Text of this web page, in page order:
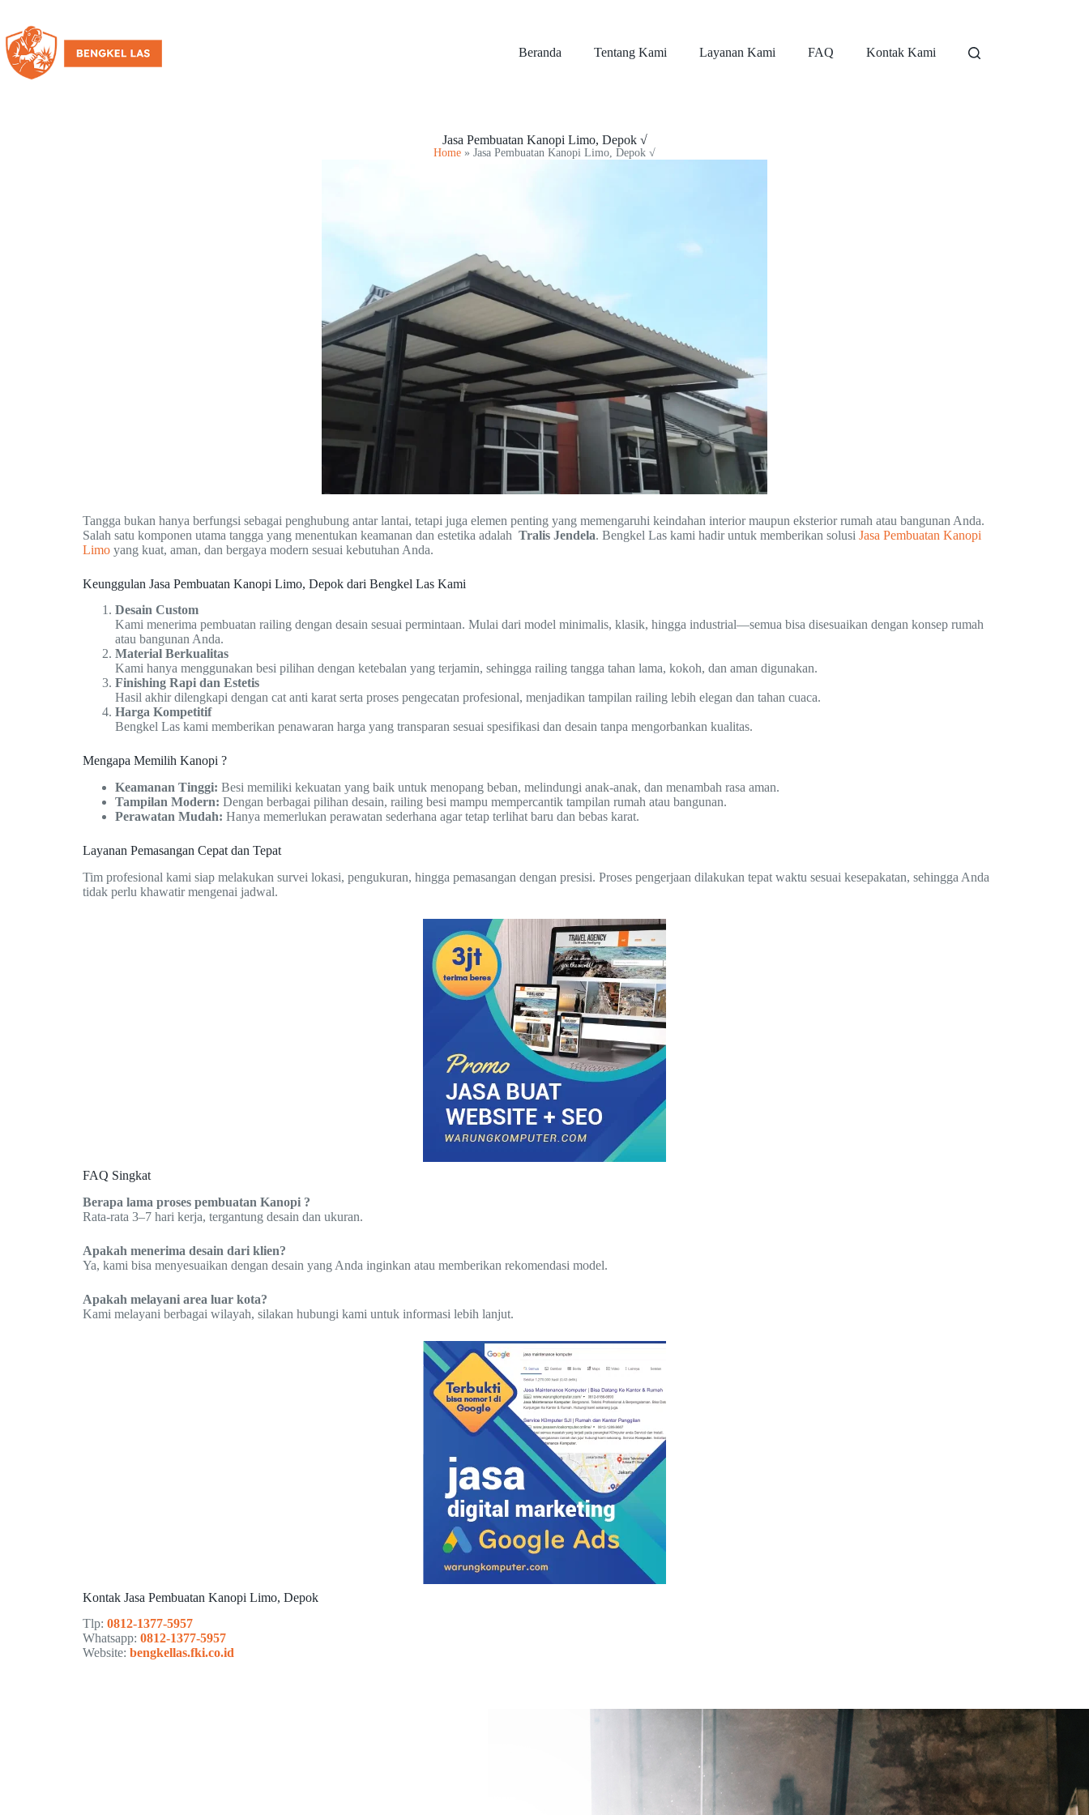
Beranda Tentang Kami Layanan Kami FAQ Kontak Kami
Jasa Pembuatan Kanopi Limo, Depok √
Home » Jasa Pembuatan Kanopi Limo, Depok √
Tangga bukan hanya berfungsi sebagai penghubung antar lantai, tetapi juga elemen penting yang memengaruhi keindahan interior maupun eksterior rumah atau bangunan Anda.
Salah satu komponen utama tangga yang menentukan keamanan dan estetika adalah Tralis Jendela. Bengkel Las kami hadir untuk memberikan solusi Jasa Pembuatan Kanopi
Limo yang kuat, aman, dan bergaya modern sesuai kebutuhan Anda.
Keunggulan Jasa Pembuatan Kanopi Limo, Depok dari Bengkel Las Kami
Desain Custom
Kami menerima pembuatan railing dengan desain sesuai permintaan. Mulai dari model minimalis, klasik, hingga industrial—semua bisa disesuaikan dengan konsep rumah
atau bangunan Anda.
Material Berkualitas
Kami hanya menggunakan besi pilihan dengan ketebalan yang terjamin, sehingga railing tangga tahan lama, kokoh, dan aman digunakan.
Finishing Rapi dan Estetis
Hasil akhir dilengkapi dengan cat anti karat serta proses pengecatan profesional, menjadikan tampilan railing lebih elegan dan tahan cuaca.
Harga Kompetitif
Bengkel Las kami memberikan penawaran harga yang transparan sesuai spesifikasi dan desain tanpa mengorbankan kualitas.
Mengapa Memilih Kanopi ?
Keamanan Tinggi: Besi memiliki kekuatan yang baik untuk menopang beban, melindungi anak-anak, dan menambah rasa aman.
Tampilan Modern: Dengan berbagai pilihan desain, railing besi mampu mempercantik tampilan rumah atau bangunan.
Perawatan Mudah: Hanya memerlukan perawatan sederhana agar tetap terlihat baru dan bebas karat.
Layanan Pemasangan Cepat dan Tepat
Tim profesional kami siap melakukan survei lokasi, pengukuran, hingga pemasangan dengan presisi. Proses pengerjaan dilakukan tepat waktu sesuai kesepakatan, sehingga Anda
tidak perlu khawatir mengenai jadwal.
FAQ Singkat
Berapa lama proses pembuatan Kanopi ?
Rata-rata 3–7 hari kerja, tergantung desain dan ukuran.
Apakah menerima desain dari klien?
Ya, kami bisa menyesuaikan dengan desain yang Anda inginkan atau memberikan rekomendasi model.
Apakah melayani area luar kota?
Kami melayani berbagai wilayah, silakan hubungi kami untuk informasi lebih lanjut.
Kontak Jasa Pembuatan Kanopi Limo, Depok
Tlp: 0812-1377-5957
Whatsapp: 0812-1377-5957
Website: bengkellas.fki.co.id